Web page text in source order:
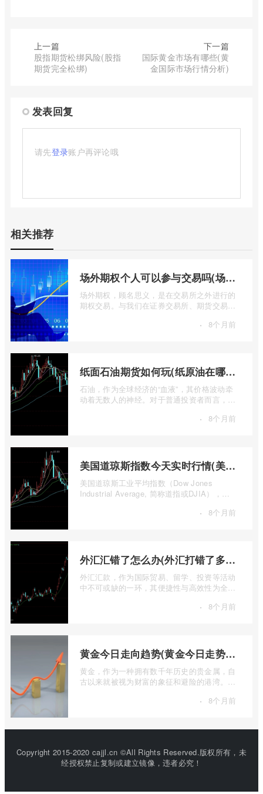
上一篇
股指期货松绑风险(股指
期货完全松绑)
下一篇
国际黄金市场有哪些(黄
金国际市场行情分析)
发表回复
请先登录账户再评论哦
相关推荐
场外期权个人可以参与交易吗(场外个股期权怎样交易)
场外期权，顾名思义，是在交易所之外进行的
期权交易。与我们在证券交易所、期货交易所
· 8个月前
纸面石油期货如何玩(纸原油在哪里交易)
石油，作为全球经济的“血液”，其价格波动牵
动着无数人的神经。对于普通投资者而言，直
· 8个月前
美国道琼斯指数今天实时行情(美国道琼斯指数期货指数实时行情)
美国道琼斯工业平均指数（Dow Jones
Industrial Average, 简称道指或DJIA），无
· 8个月前
外汇汇错了怎么办(外汇打错了多久退回来)
外汇汇款，作为国际贸易、留学、投资等活动
中不可或缺的一环，其便捷性与高效性为全球
· 8个月前
黄金今日走向趋势(黄金今日走势分析建议)
黄金，作为一种拥有数千年历史的贵金属，自
古以来就被视为财富的象征和避险的港湾。在
· 8个月前
Copyright 2015-2020 cajjl.cn ©All Rights Reserved.版权所有，未
经授权禁止复制或建立镜像，违者必究！